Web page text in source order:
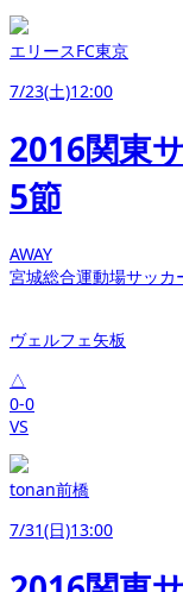
エリースFC東京
7/23(土)12:00
2016関東
5節
AWAY
宮城総合運動場サッカ
ヴェルフェ矢板
△
0-0
VS
tonan前橋
7/31(日)13:00